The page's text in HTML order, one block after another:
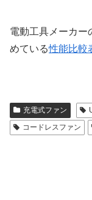
電動工具メーカー
めている性能比較
充電式ファン
コードレスファン